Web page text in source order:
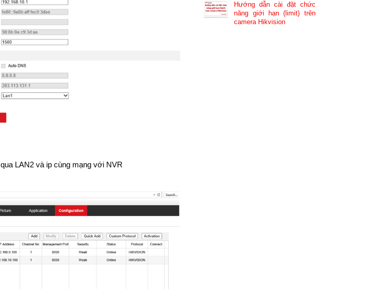
LAN2 và ip cùng mạng với NVR
Hướng dẫn cài đặt chức
năng giới hạn (limit) trên
camera Hikvision